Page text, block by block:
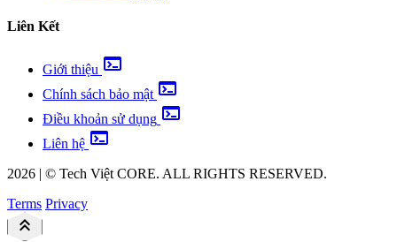
Liên Kết
Giới thiệu terminal
Chính sách bảo mật terminal
Điều khoản sử dụng terminal
Liên hệ terminal
2026 | © Tech ViệtCORE. ALL RIGHTS RESERVED.
Terms Privacy
keyboard_double_arrow_up